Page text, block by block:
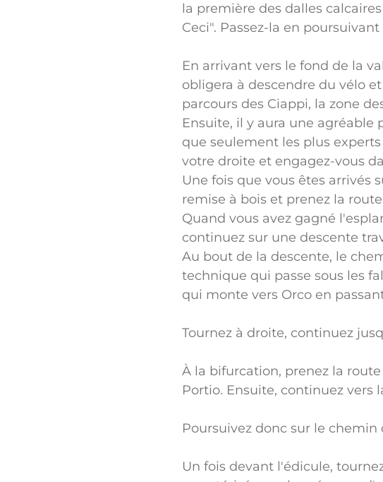
la première des dalles
Ceci". Passez-la en
En arrivant vers le fond de la
obligera à descendre du vélo
parcours des Ciappi, la zone
Ensuite, il y aura une
que seulement les plus
votre droite et engagez-vous
Une fois que vous êtes arrivés
remise à bois et prenez la
Quand vous avez gagné
continuez sur une descente
Au bout de la descente, le
technique qui passe sous les
qui monte vers Orco en
Tournez à droite, continuez
À la bifurcation, prenez la
Portio. Ensuite, continuez vers
Poursuivez donc sur le
Un fois devant l'édicule,